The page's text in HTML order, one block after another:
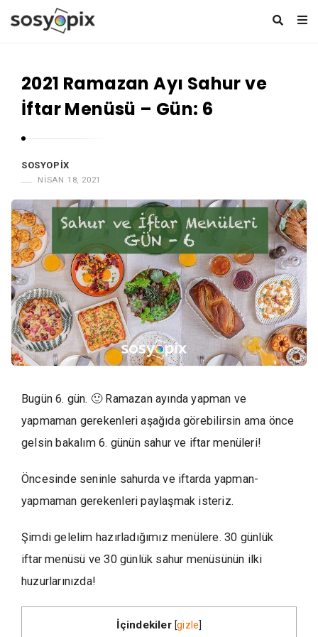
2021 Ramazan Ayı Sahur ve
İftar Menüsü – Gün: 6
SOSYOPIX
NISAN 18, 2021
Bugün 6. gün. 🙂 Ramazan ayında yapman ve
yapmaman gerekenleri aşağıda görebilirsin ama önce
gelsin bakalım 6. günün sahur ve iftar menüleri!
Öncesinde seninle sahurda ve iftarda yapman-
yapmaman gerekenleri paylaşmak isteriz.
Şimdi gelelim hazırladığımız menülere. 30 günlük
iftar menüsü ve 30 günlük sahur menüsünün ilki
huzurlarınızda!
İçindekiler [gizle]